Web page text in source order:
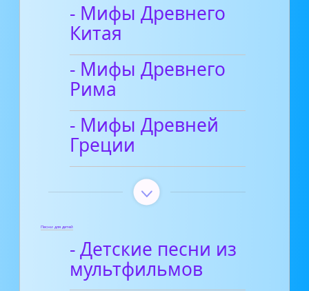
- Мифы Древнего
Китая
- Мифы Древнего
Рима
- Мифы Древней
Греции
Песни для детей
- Детские песни из
мультфильмов